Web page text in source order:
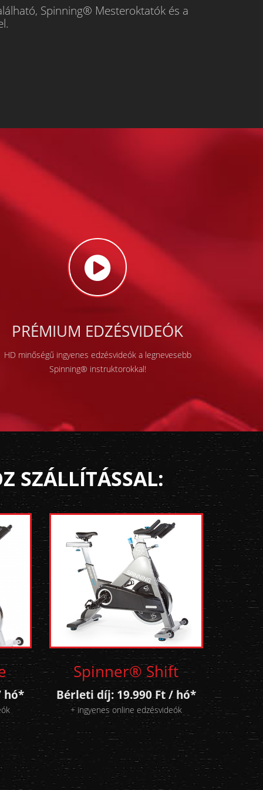
Spinning® Mesteroktatók és a
PRÉMIUM EDZÉSVIDEÓK
HD minőségű ingyenes edzésvideók a legnevesebb
Spinning® instruktorokkal!
SZÁLLÍTÁSSAL:
hó*
Spinner® Shift
Bérleti díj: 19.990 Ft / hó*
+ ingyenes online edzésvideók